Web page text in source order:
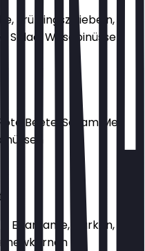
Frühlingszwiebeln,
Salad, Wasabinüsse
Beete, Sesam Me
Edamame, Gurken, Vul